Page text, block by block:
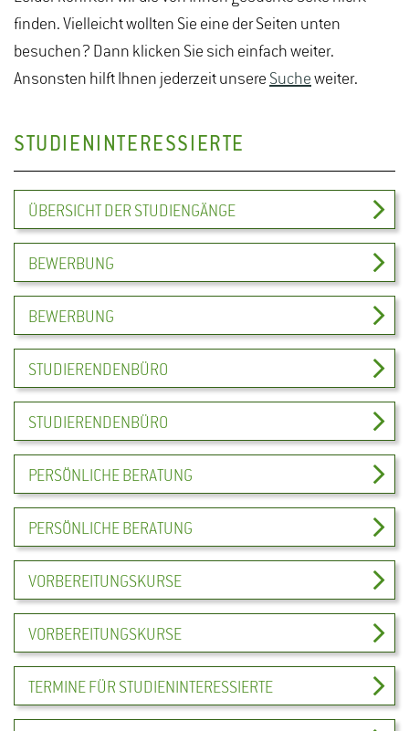
finden. Vielleicht wollten Sie eine der Seiten unten
besuchen? Dann klicken Sie sich einfach weiter.
Ansonsten hilft Ihnen jederzeit unsere Suche weiter.
STUDIENINTERESSIERTE
ÜBERSICHT DER STUDIENGÄNGE
BEWERBUNG
BEWERBUNG
STUDIERENDENBÜRO
STUDIERENDENBÜRO
PERSÖNLICHE BERATUNG
PERSÖNLICHE BERATUNG
VORBEREITUNGSKURSE
VORBEREITUNGSKURSE
TERMINE FÜR STUDIENINTERESSIERTE